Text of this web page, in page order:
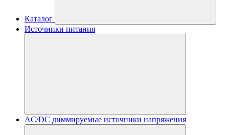
Каталог
Источники питания
AC/DC диммируемые источники напряжения